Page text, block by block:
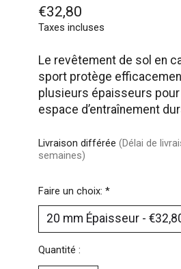
€32,80
Taxes incluses
Le revêtement de sol en
sport protège
plusieurs épaisseurs
espace d’entraînement
Livraison différée (Délai de
semaines)
Faire un choix: *
Quantité :